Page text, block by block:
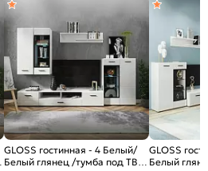
GLOSS гостинная - 4 Белый/
Белый глянец /тумба под ТВ
GLOSS
Белый